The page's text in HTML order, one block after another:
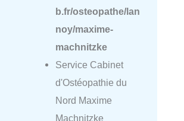
b.fr/osteopathe/lan
noy/maxime-
machnitzke
Service Cabinet
d'Ostéopathie du
Nord Maxime
Machnitzke